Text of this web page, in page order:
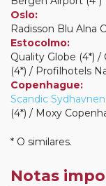
Oslo:
Radisson Blu Alna
Estocolmo:
Quality Globe (4*) /
(4*) / Profilhotels
Copenhague:
Scandic Sydhavnen
(4*) / Moxy
* O similares.
Notas